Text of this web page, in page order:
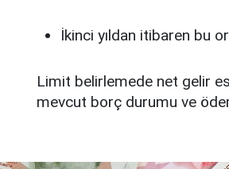
İkinci yıldan itibaren bu
Limit belirlemede net gelir
mevcut borç durumu ve